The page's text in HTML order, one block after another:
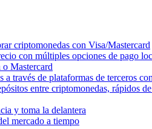
criptomonedas con Visa/Mastercard
con múltiples opciones de pago
o Mastercard
a través de plataformas de terceros
entre criptomonedas, rápidos
y toma la delantera
mercado a tiempo